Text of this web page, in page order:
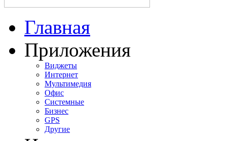
Главная
Приложения
Виджеты
Интернет
Мультимедия
Офис
Системные
Бизнес
GPS
Другие